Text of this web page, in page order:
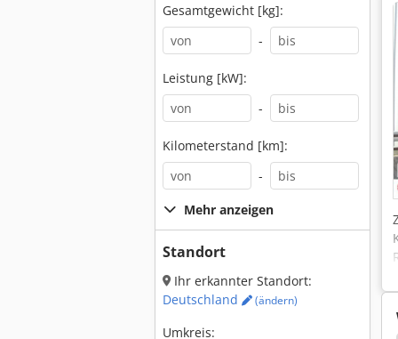
Gesamtgewicht [kg]:
-
Leistung [kW]:
-
Kilometerstand [km]:
-
Mehr anzeigen
Standort
Ihr erkannter Standort:
Deutschland
(ändern)
Umkreis: